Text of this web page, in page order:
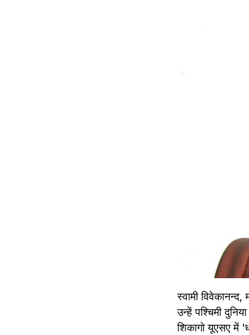
स्वामी
उन्हें पश्चिमी
शिकागो यूएसए में